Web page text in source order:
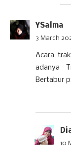
YSalma
3 March
Acara
adanya
Bertabur
10